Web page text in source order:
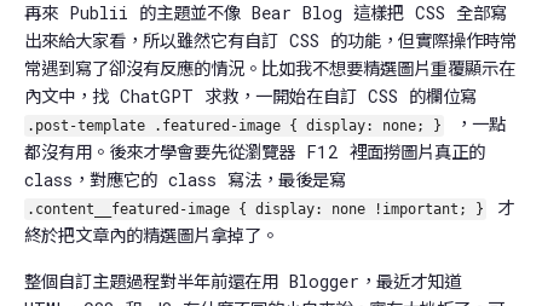
再來 Publii 的主題並不像 Bear Blog 這樣把 CSS 全部寫
出來給大家看，所以雖然它有自訂 CSS 的功能，但實際操作時常
常遇到寫了卻沒有反應的情況。比如我不想要精選圖片重覆顯示在
內文中，找 ChatGPT 求救，一開始在自訂 CSS 的欄位寫
.post-template .featured-image { display: none; }
，一點
都沒有用。後來才學會要先從瀏覽器 F12 裡面撈圖片真正的
class，對應它的 class 寫法，最後是寫
.content__featured-image { display: none !important; }
才
終於把文章內的精選圖片拿掉了。
整個自訂主題過程對半年前還在用 Blogger，最近才知道